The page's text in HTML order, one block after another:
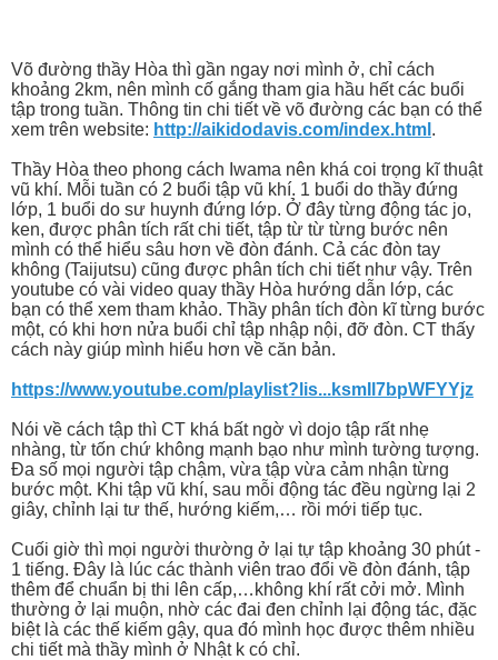
Võ đường thầy Hòa thì gần ngay nơi mình ở, chỉ cách
khoảng 2km, nên mình cố gắng tham gia hầu hết các buổi
tập trong tuần. Thông tin chi tiết về võ đường các bạn có thể
xem trên website: http://aikidodavis.com/index.html .
Thầy Hòa theo phong cách Iwama nên khá coi trọng kĩ thuật
vũ khí. Mỗi tuần có 2 buổi tập vũ khí. 1 buổi do thầy đứng
lớp, 1 buổi do sư huynh đứng lớp. Ở đây từng động tác jo,
ken, được phân tích rất chi tiết, tập từ từ từng bước nên
mình có thể hiểu sâu hơn về đòn đánh. Cả các đòn tay
không (Taijutsu) cũng được phân tích chi tiết như vậy. Trên
youtube có vài video quay thầy Hòa hướng dẫn lớp, các
bạn có thể xem tham khảo. Thầy phân tích đòn kĩ từng bước
một, có khi hơn nửa buổi chỉ tập nhập nội, đỡ đòn. CT thấy
cách này giúp mình hiểu hơn về căn bản.
https://www.youtube.com/playlist?lis...ksmIl7bpWFYYjz
Nói về cách tập thì CT khá bất ngờ vì dojo tập rất nhẹ
nhàng, từ tốn chứ không mạnh bạo như mình tường tượng.
Đa số mọi người tập chậm, vừa tập vừa cảm nhận từng
bước một. Khi tập vũ khí, sau mỗi động tác đều ngừng lại 2
giây, chỉnh lại tư thế, hướng kiếm,… rồi mới tiếp tục.
Cuối giờ thì mọi người thường ở lại tự tập khoảng 30 phút -
1 tiếng. Đây là lúc các thành viên trao đổi về đòn đánh, tập
thêm để chuẩn bị thi lên cấp,…không khí rất cởi mở. Mình
thường ở lại muộn, nhờ các đai đen chỉnh lại động tác, đặc
biệt là các thế kiếm gậy, qua đó mình học được thêm nhiều
chi tiết mà thầy mình ở Nhật k có chỉ.